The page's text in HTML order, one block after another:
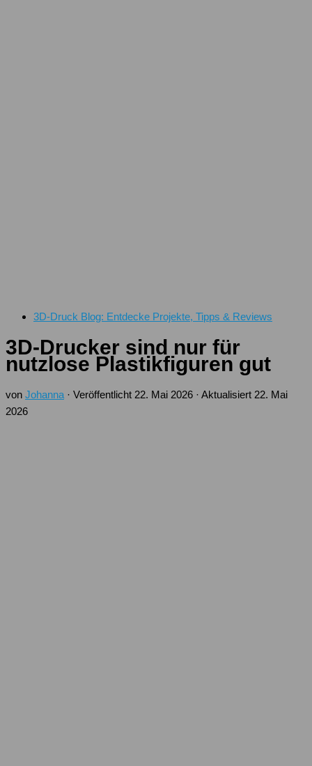
3D-Druck Blog: Entdecke Projekte, Tipps & Reviews
3D-Drucker sind nur für
nutzlose Plastikfiguren gut
von Johanna · Veröffentlicht 22. Mai 2026 · Aktualisiert 22. Mai
2026